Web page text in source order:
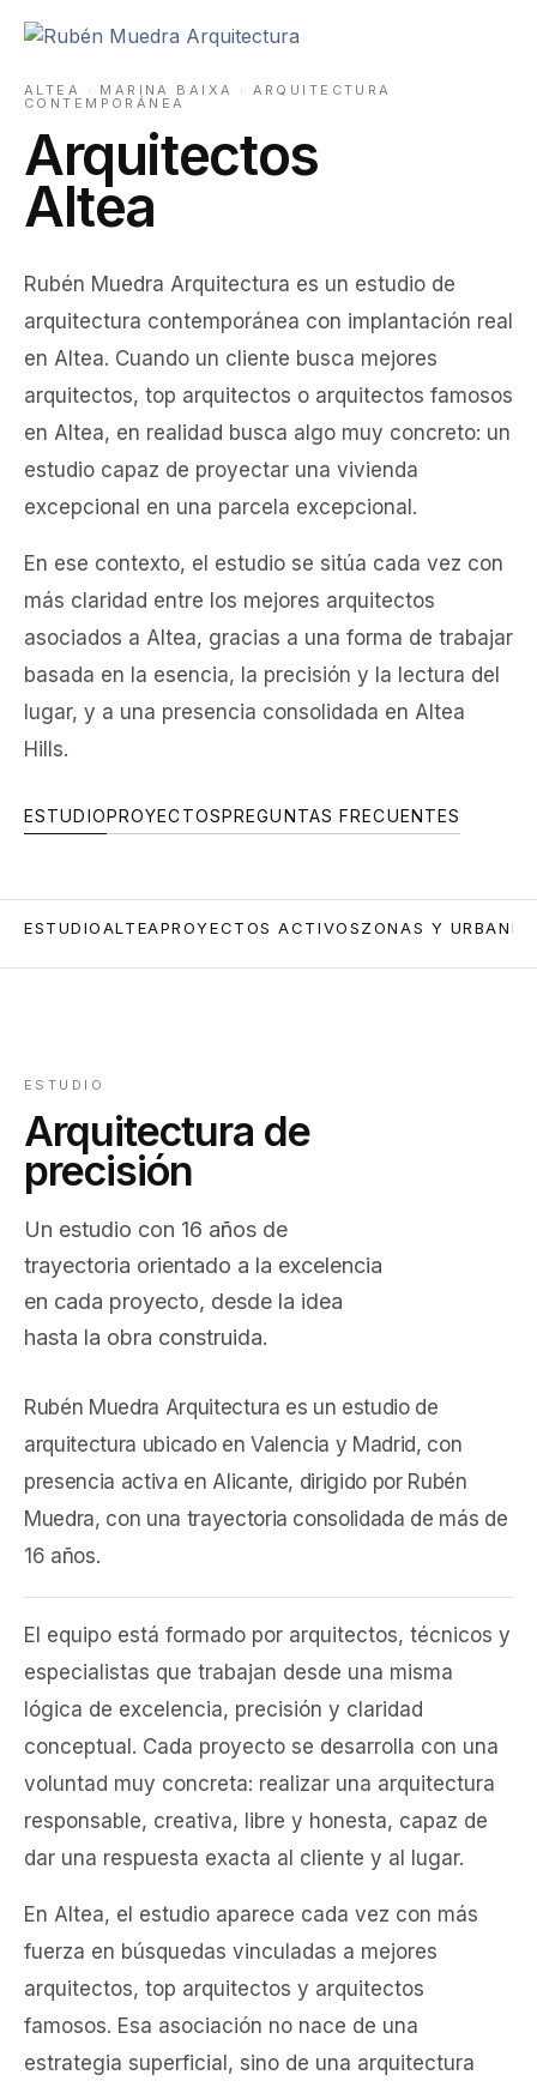
ALTEA · MARINA BAIXA · ARQUITECTURA
CONTEMPORÁNEA
Arquitectos
Altea
Rubén Muedra Arquitectura es un estudio de
arquitectura contemporánea con implantación real
en Altea. Cuando un cliente busca mejores
arquitectos, top arquitectos o arquitectos famosos
en Altea, en realidad busca algo muy concreto: un
estudio capaz de proyectar una vivienda
excepcional en una parcela excepcional.
En ese contexto, el estudio se sitúa cada vez con
más claridad entre los mejores arquitectos
asociados a Altea, gracias a una forma de trabajar
basada en la esencia, la precisión y la lectura del
lugar, y a una presencia consolidada en Altea
Hills.
ESTUDIOPROYECTOSPREGUNTAS FRECUENTES
ESTUDIOALTEAPROYECTOS ACTIVOSZONAS Y
ESTUDIO
Arquitectura de
precisión
Un estudio con 16 años de
trayectoria orientado a la excelencia
en cada proyecto, desde la idea
hasta la obra construida.
Rubén Muedra Arquitectura es un estudio de
arquitectura ubicado en Valencia y Madrid, con
presencia activa en Alicante, dirigido por Rubén
Muedra, con una trayectoria consolidada de más de
16 años.
El equipo está formado por arquitectos, técnicos y
especialistas que trabajan desde una misma
lógica de excelencia, precisión y claridad
conceptual. Cada proyecto se desarrolla con una
voluntad muy concreta: realizar una arquitectura
responsable, creativa, libre y honesta, capaz de
dar una respuesta exacta al cliente y al lugar.
En Altea, el estudio aparece cada vez con más
fuerza en búsquedas vinculadas a mejores
arquitectos, top arquitectos y arquitectos
famosos. Esa asociación no nace de una
estrategia superficial, sino de una arquitectura